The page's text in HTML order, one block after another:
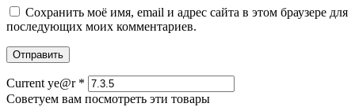
Сохранить моё имя, email и адрес сайта в этом браузере для
последующих моих комментариев.
Отправить
Current ye@r *
Советуем вам посмотреть эти товары